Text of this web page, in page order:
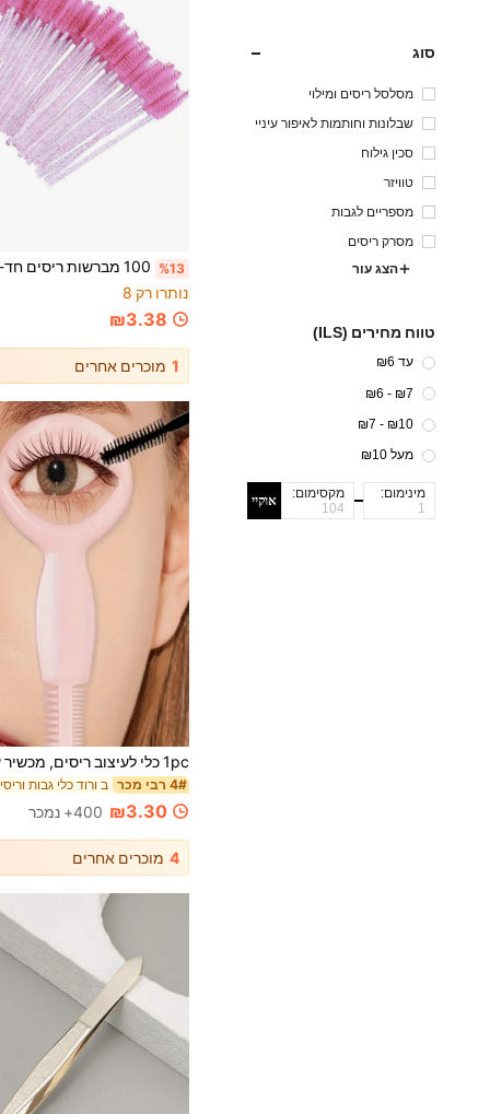
סוג
מסלסל ריסים ומילוי
שבלונות וחותמות לאיפור עיניי
סכין גילוח
טוויזר
מספריים לגבות
מסרק ריסים
הצג עור
טווח מחירים (ILS)
עד ₪6
₪7 - ₪6
₪10 - ₪7
מעל ₪10
מינימום: מקסימום: אוקיי
%13
נותרו רק 8
₪3.38
1 מוכרים אחרים
4# רבי מכר ב ורוד כלי גבות
₪3.30 400+ נמכר
4 מוכרים אחרים